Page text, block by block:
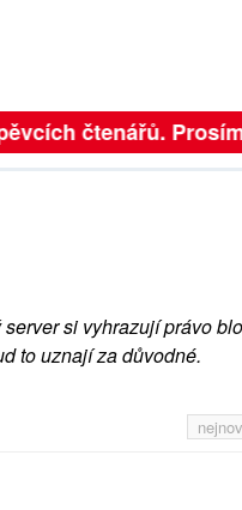
čtenářů.
si vyhrazují právo
to uznají za důvodné.